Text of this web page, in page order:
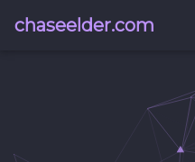
chaseelder.com